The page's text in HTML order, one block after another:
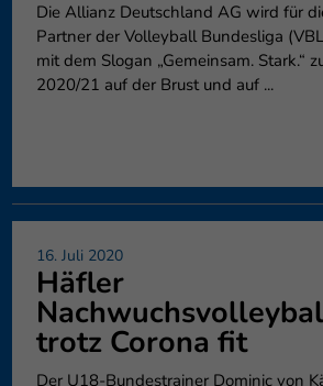
Die Allianz Deutschland AG wird für
Partner der Volleyball Bundesliga
mit dem Slogan „Gemeinsam. Stark.“
2020/21 auf der Brust und auf ...
16. Juli 2020
Häfler
trotz Corona fit
Der U18-Bundestrainer Dominic von